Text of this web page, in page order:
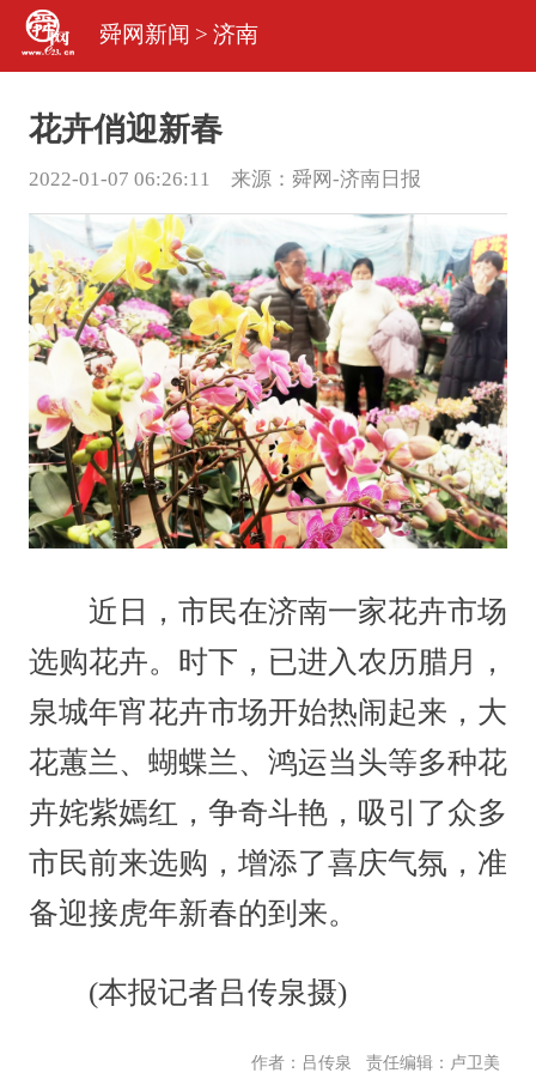
舜网新闻 > 济南
花卉俏迎新春
2022-01-07 06:26:11 来源： 舜网-济南日报
近日，市民在济南一家花卉市场
选购花卉。时下，已进入农历腊月，
泉城年宵花卉市场开始热闹起来，大
花蕙兰、蝴蝶兰、鸿运当头等多种花
卉姹紫嫣红，争奇斗艳，吸引了众多
市民前来选购，增添了喜庆气氛，准
备迎接虎年新春的到来。
(本报记者吕传泉摄)
作者：吕传泉 责任编辑：卢卫美